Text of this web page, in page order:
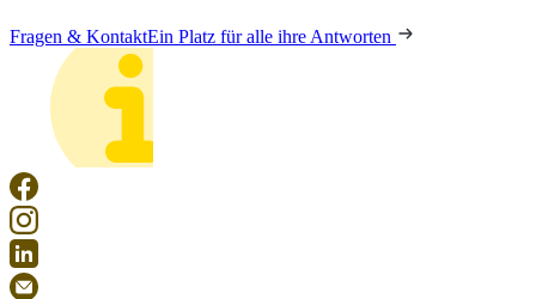
Fragen & KontaktEin Platz für alle ihre Antworten